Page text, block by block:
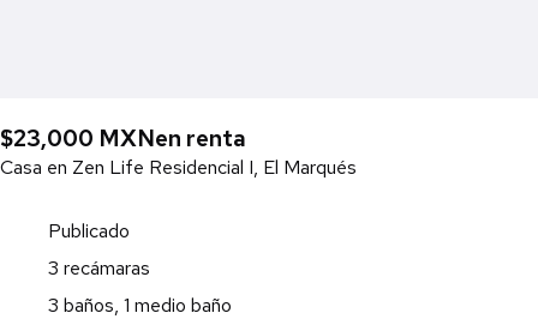
$23,000 MXNen renta
Casa en Zen Life Residencial I, El Marqués
Publicado
3 recámaras
3 baños, 1 medio baño